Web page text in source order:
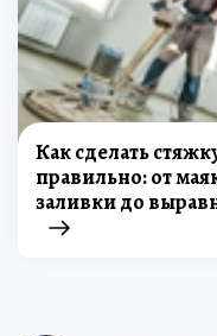
Как сделать
правильно: от
заливки до